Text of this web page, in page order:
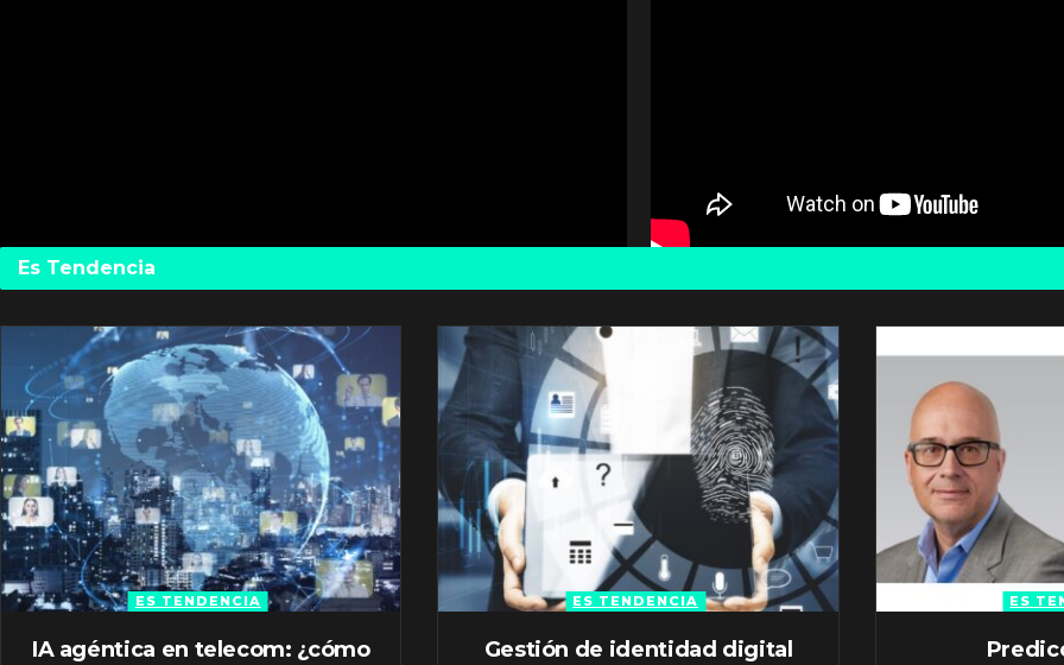
Es Tendencia
ES TENDENCIA
IA agéntica en telecom: ¿cómo
ES TENDENCIA
Gestión de identidad digital
ES